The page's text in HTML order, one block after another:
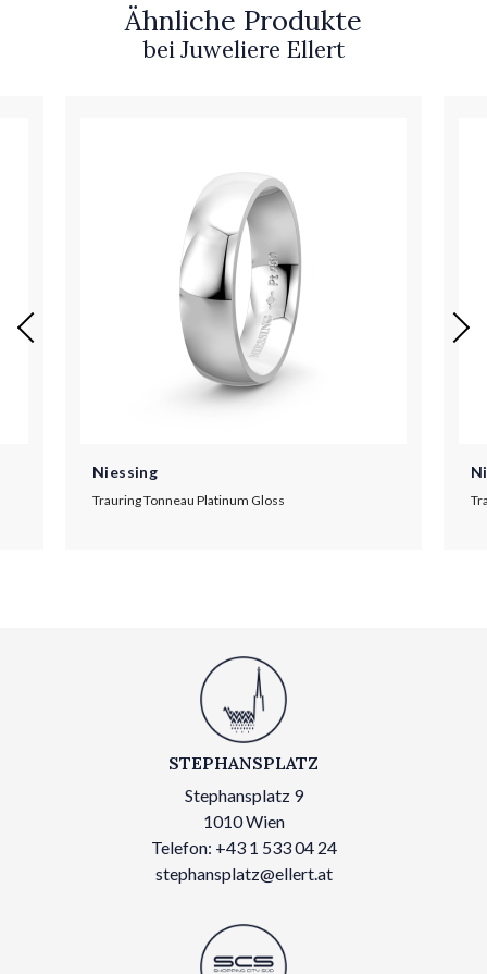
Ähnliche Produkte
bei Juweliere Ellert
Niessing
Trauring Tonneau Platinum Gloss
STEPHANSPLATZ
Stephansplatz 9
1010 Wien
Telefon: +43 1 533 04 24
stephansplatz@ellert.at